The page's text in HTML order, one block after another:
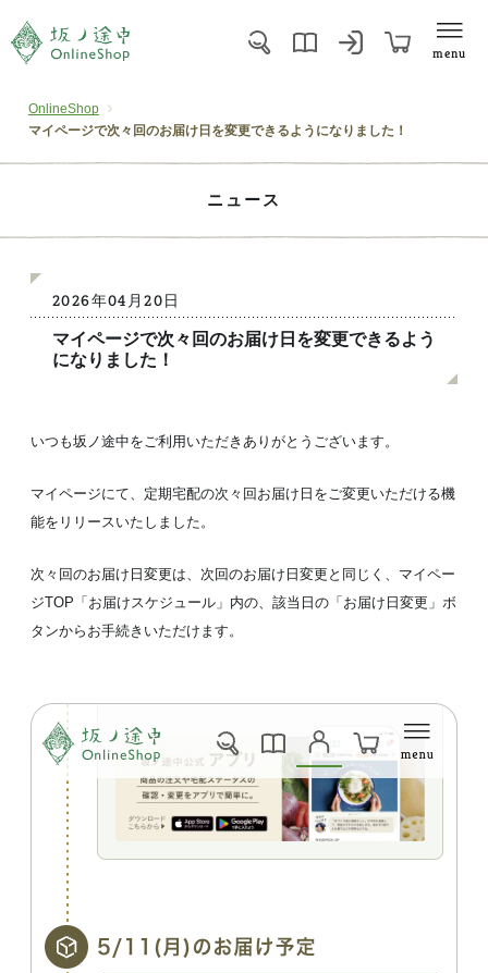
menu
OnlineShop
マイページで次々回のお届け日を変更できるようになりました！
ニュース
2026年04月20日
マイページで次々回のお届け日を変更できるよう
になりました！
いつも坂ノ途中をご利用いただきありがとうございます。
マイページにて、定期宅配の次々回お届け日をご変更いただける機
能をリリースいたしました。
次々回のお届け日変更は、次回のお届け日変更と同じく、マイペー
ジTOP「お届けスケジュール」内の、該当日の「お届け日変更」ボ
タンからお手続きいただけます。